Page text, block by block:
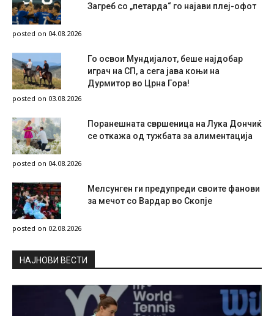
Загреб со „петарда“ го најави плеј-офот
posted on 04.08.2026
Го освои Мундијалот, беше најдобар
играч на СП, а сега јава коњи на
Дурмитор во Црна Гора!
posted on 03.08.2026
Поранешната свршеница на Лука Дончиќ
се откажа од тужбата за алиментација
posted on 04.08.2026
Мелсунген ги предупреди своите фанови
за мечот со Вардар во Скопје
posted on 02.08.2026
НAЈНОВИ ВЕСТИ